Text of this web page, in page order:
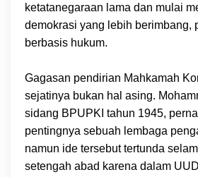
ketatanegaraan lama dan mulai
demokrasi yang lebih berimbang,
berbasis hukum.
Gagasan pendirian Mahkamah
sejatinya bukan hal asing.
sidang BPUPKI tahun 1945,
pentingnya sebuah lembaga
namun ide tersebut tertunda
setengah abad karena dalam